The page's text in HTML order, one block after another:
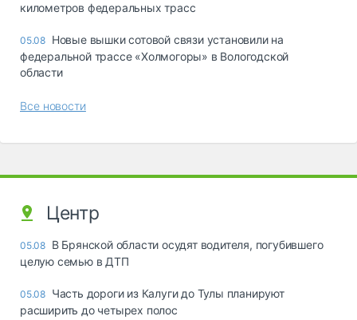
километров федеральных трасс
05.08 Новые вышки сотовой связи установили на
федеральной трассе «Холмогоры» в Вологодской
области
Все новости
Центр
05.08 В Брянской области осудят водителя, погубившего
целую семью в ДТП
05.08 Часть дороги из Калуги до Тулы планируют
расширить до четырех полос